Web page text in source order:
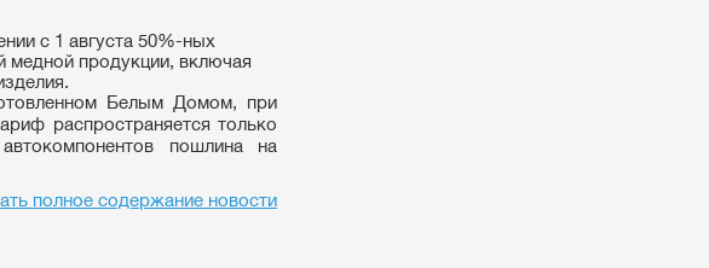
с 1 августа 50%-ных
медной продукции, включая
Белым Домом, при
распространяется только
пошлина на
полное содержание новости